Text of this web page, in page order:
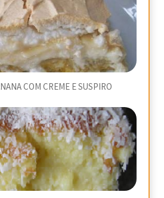
COM CREME E SUSPIRO